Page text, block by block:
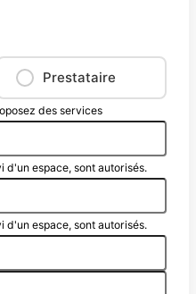
Prestataire
des services
d'un espace, sont autorisés.
d'un espace, sont autorisés.